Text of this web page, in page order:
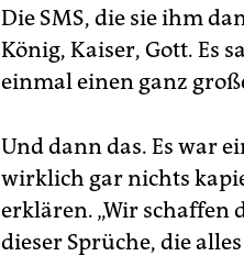
Die SMS, die sie ihm
König, Kaiser, Gott. Es
einmal einen ganz
Und dann das. Es war
wirklich gar nichts
erklären. „Wir schaffen
dieser Sprüche, die